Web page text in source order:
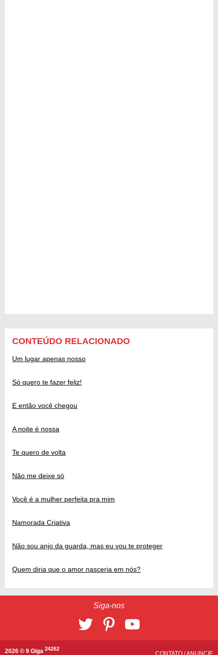
CONTEÚDO RELACIONADO
Um lugar apenas nosso
Só quero te fazer feliz!
E então você chegou
A noite é nossa
Te quero de volta
Não me deixe só
Você é a mulher perfeita pra mim
Namorada Criativa
Não sou anjo da guarda, mas eu vou te proteger
Quem diria que o amor nasceria em nós?
Siga-nos
2026 © 9 Giga 24262
CONTATO /ANUNCIE